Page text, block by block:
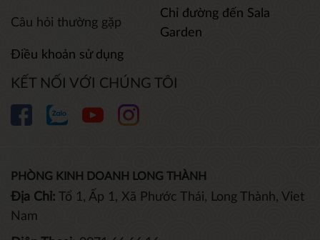
Câu hỏi thường gặp
Chỉ đường đến Sala
Garden
Điều khoản sử dụng
KẾT NỐI VỚI CHÚNG TÔI
PHÒNG KINH DOANH LONG THÀNH
Địa Chỉ: Tổ 1, Ấp 1, Xã Phước Thái, Long Thành, Viet
Nam